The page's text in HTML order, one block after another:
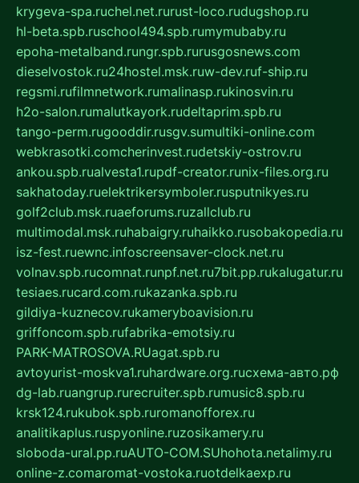
krygeva-spa.ruchel.net.rurust-loco.rudugshop.ru
hl-beta.spb.ruschool494.spb.rumymubaby.ru
epoha-metalband.rungr.spb.rurusgosnews.com
dieselvostok.ru24hostel.msk.ruw-dev.ruf-ship.ru
regsmi.rufilmnetwork.rumalinasp.rukinosvin.ru
h2o-salon.rumalutkayork.rudeltaprim.spb.ru
tango-perm.rugooddir.rusgv.sumultiki-online.com
webkrasotki.comcherinvest.rudetskiy-ostrov.ru
ankou.spb.rualvesta1.rupdf-creator.runix-files.org.ru
sakhatoday.ruelektrikersymboler.rusputnikyes.ru
golf2club.msk.ruaeforums.ruzallclub.ru
multimodal.msk.ruhabaigry.ruhaikko.rusobakopedia.ru
isz-fest.ruewnc.infoscreensaver-clock.net.ru
volnav.spb.rucomnat.runpf.net.ru7bit.pp.rukalugatur.ru
tesiaes.rucard.com.rukazanka.spb.ru
gildiya-kuznecov.rukameryboavision.ru
griffoncom.spb.rufabrika-emotsiy.ru
PARK-MATROSOVA.RUagat.spb.ru
avtoyurist-moskva1.ruhardware.org.ruсхема-авто.рф
dg-lab.ruangrup.rurecruiter.spb.rumusic8.spb.ru
krsk124.rukubok.spb.ruromanofforex.ru
analitikaplus.ruspyonline.ruzosikamery.ru
sloboda-ural.pp.ruAUTO-COM.SUhohota.netalimy.ru
online-z.comaromat-vostoka.ruotdelkaexp.ru